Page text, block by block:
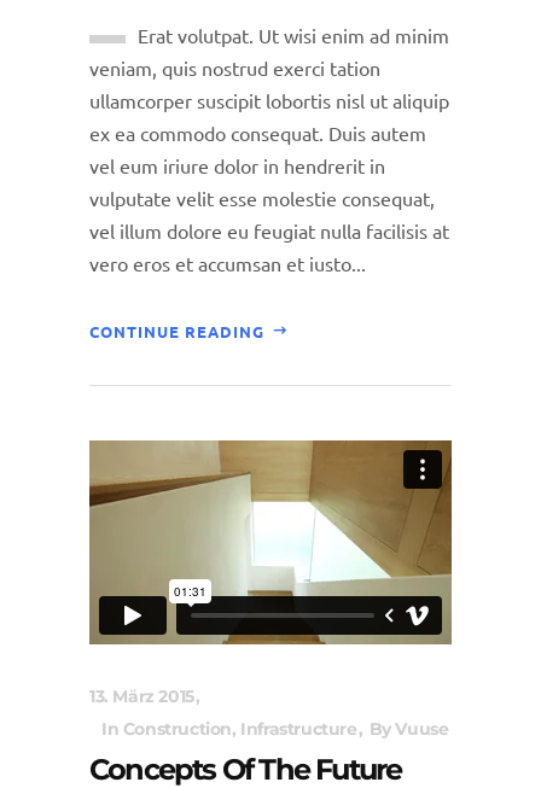
Erat volutpat. Ut wisi enim ad minim
veniam, quis nostrud exerci tation
ullamcorper suscipit lobortis nisl ut aliquip
ex ea commodo consequat. Duis autem
vel eum iriure dolor in hendrerit in
vulputate velit esse molestie consequat,
vel illum dolore eu feugiat nulla facilisis at
vero eros et accumsan et iusto...
CONTINUE READING
13. März 2015
In Construction, Infrastructure ByVuuse
Concepts Of The Future